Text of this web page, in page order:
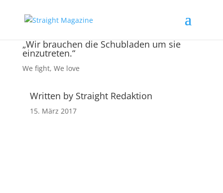
„Wir brauchen die Schubladen um sie
einzutreten.“
We fight, We love
Written by Straight Redaktion
15. März 2017